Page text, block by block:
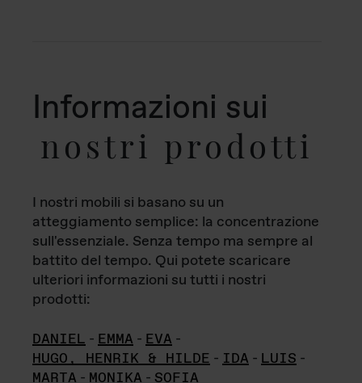
Informazioni sui
nostri prodotti
I nostri mobili si basano su un
atteggiamento semplice: la concentrazione
sull'essenziale. Senza tempo ma sempre al
battito del tempo. Qui potete scaricare
ulteriori informazioni su tutti i nostri
prodotti:
DANIEL - EMMA - EVA -
HUGO, HENRIK & HILDE - IDA - LUIS -
MARTA - MONIKA - SOFIA